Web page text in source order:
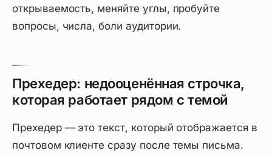
открываемость, меняйте углы, пробуйте
вопросы, числа, боли аудитории.
Прехедер: недооценённая строчка,
которая работает рядом с темой
Прехедер — это текст, который отображается в
почтовом клиенте сразу после темы письма.